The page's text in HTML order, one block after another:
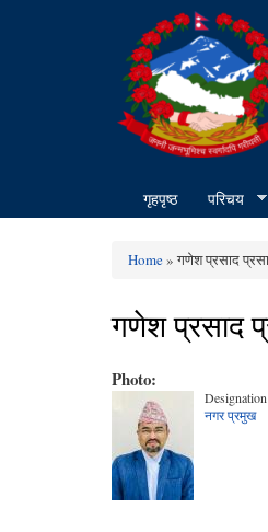
गृहपृष्ठ परिचय
You are here
Home» गणेश प्रसाद
गणेश प्रसाद
Photo:
नगर प्रमुख